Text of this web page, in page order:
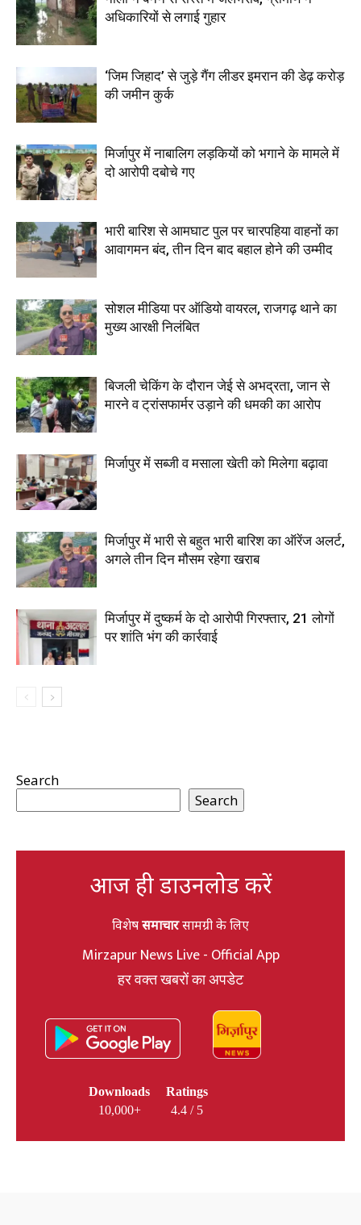
अधिकारियों से लगाई गुहार
‘जिम जिहाद’ से जुड़े गैंग लीडर इमरान की डेढ़ करोड़
की जमीन कुर्क
मिर्जापुर में नाबालिग लड़कियों को भगाने के मामले में
दो आरोपी दबोचे गए
भारी बारिश से आमघाट पुल पर चारपहिया वाहनों का
आवागमन बंद, तीन दिन बाद बहाल होने की उम्मीद
सोशल मीडिया पर ऑडियो वायरल, राजगढ़ थाने का
मुख्य आरक्षी निलंबित
बिजली चेकिंग के दौरान जेई से अभद्रता, जान से
मारने व ट्रांसफार्मर उड़ाने की धमकी का आरोप
मिर्जापुर में सब्जी व मसाला खेती को मिलेगा बढ़ावा
मिर्जापुर में भारी से बहुत भारी बारिश का ऑरेंज अलर्ट,
अगले तीन दिन मौसम रहेगा खराब
मिर्जापुर में दुष्कर्म के दो आरोपी गिरफ्तार, 21 लोगों
पर शांति भंग की कार्रवाई
Search
Search
आज ही डाउनलोड करें
विशेषसमाचारसामग्री के लिए
Mirzapur News Live - Official App
हर वक्त खबरों का अपडेट
Downloads
10,000+
Ratings
4.4 / 5